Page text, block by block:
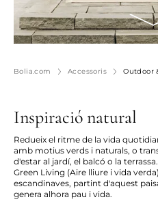
Bolia.com Accessoris Outdoor
Inspiració natural
Redueix el ritme de la vida
amb motius verds i naturals, o
d'estar al jardí, el balcó o la
Green Living (Aire lliure i vida
escandinaves, partint d'aquest
genera alhora pau i vida.